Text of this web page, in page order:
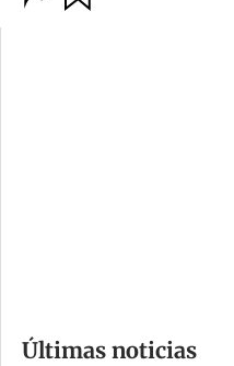
p
m
Últimas noticias